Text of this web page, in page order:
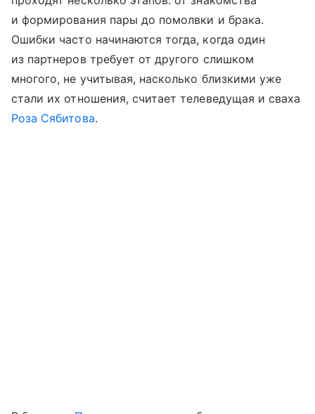
и формирования пары до помолвки и брака.
Ошибки часто начинаются тогда, когда один
из партнеров требует от другого слишком
многого, не учитывая, насколько близкими уже
стали их отношения, считает телеведущая и сваха
Роза Сябитова.